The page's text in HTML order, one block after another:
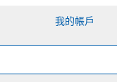
我的帳戶